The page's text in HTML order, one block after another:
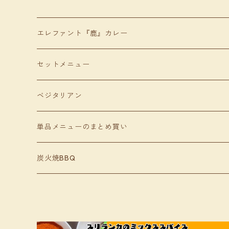
エレファント『鹿』カレー
セットメニュー
ベジタリアン
単品メニューのまとめ買い
炭火焼BBQ